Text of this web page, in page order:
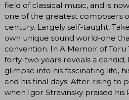
field of classical music, and is
one of the greatest composers
century. Largely self-taught,
own unique sound world-one
convention. In A Memoir of Toru
forty-two years reveals a
glimpse into his fascinating life,
and his final days. After rising to
when Igor Stravinsky praised his